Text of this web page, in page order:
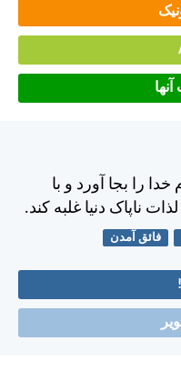
را بجا آورد و با
ناپاک دنيا غلبه كند.
فائق آمدن